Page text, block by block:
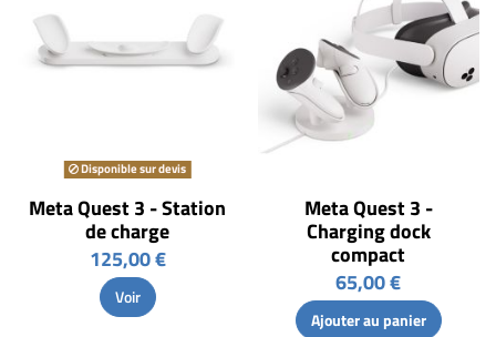
Disponible sur devis
Meta Quest 3 - Station
de charge
125,00 €
Voir
Meta Quest 3 -
Charging dock
compact
65,00 €
Ajouter au panier